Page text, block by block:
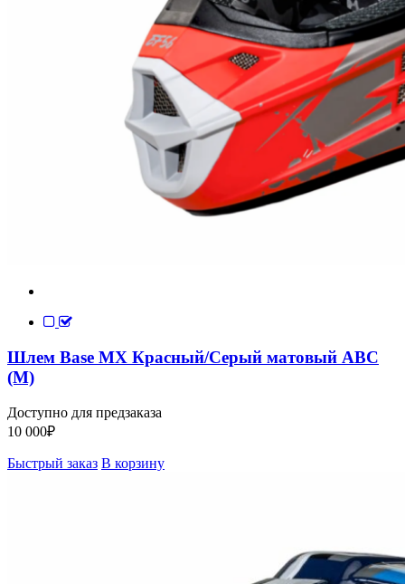
Шлем Base MX Красный/Серый матовый ABC
(M)
Доступно для предзаказа
10 000₽
Быстрый заказ В корзину